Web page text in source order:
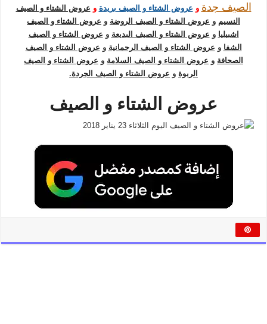
الصيف جدةو عروض الشتاء و الصيف بريدةو عروض الشتاء و الصيف
النسيمو عروض الشتاء و الصيف الروضةو عروض الشتاء و الصيف
اشبيلياو عروض الشتاء و الصيف البديعةو عروض الشتاء و الصيف
الشفاو عروض الشتاء و الصيف الرحمانيةو عروض الشتاء و الصيف
الصحافةو عروض الشتاء و الصيف السلامةو عروض الشتاء و الصيف
الربوةو عروض الشتاء و الصيف الجردة.
عروض الشتاء و الصيف